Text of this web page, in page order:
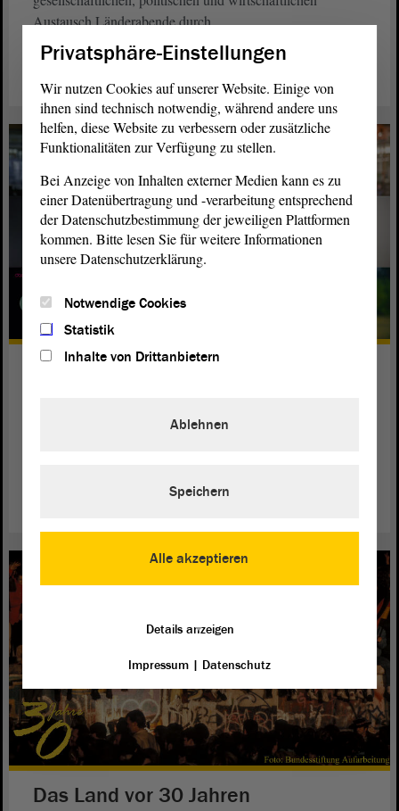
Austausch Länderabende durch.
weiterlesen
Von Euch für Euch – Der
In zehn Episoden erklärt der Film einfach und konkret, wie
Das Land vor 30 Jahren
Privatsphäre-Einstellungen
Wir nutzen Cookies auf unserer Website. Einige von
ihnen sind technisch notwendig, während andere uns
helfen, diese Website zu verbessern oder zusätzliche
Funktionalitäten zur Verfügung zu stellen.
Bei Anzeige von Inhalten externer Medien kann es zu
einer Datenübertragung und -verarbeitung entsprechend
der Datenschutzbestimmung der jeweiligen Plattformen
kommen. Bitte lesen Sie für weitere Informationen
unsere Datenschutzerklärung.
Notwendige Cookies
Statistik
Inhalte von Drittanbietern
Alle akzeptieren
Ablehnen
Speichern
Details anzeigen
Impressum| Datenschutz